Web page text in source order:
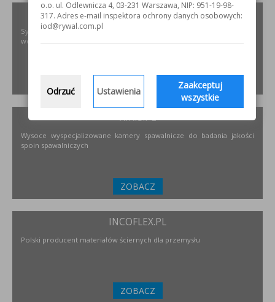
PODNOSZENIE.EU
Systemy transportu bliskiego, żurawie, żurawików, suwnice,
wciągników oraz wiele innych.
XIRIS.PL
Wysoce wyspecjalizowane kamery spawalnicze do badania jakości
spoin spawalniczych
ZOBACZ
INCOFLEX.PL
Polski producent materiałów ściernych dla przemysłu
ZOBACZ
o.o. ul. Odlewnicza 4, 03-231 Warszawa, NIP: 951-19-98-
317. Adres e-mail inspektora ochrony danych osobowych:
iod@rywal.com.pl
Odrzuć Ustawienia
Zaakceptuj
wszystkie